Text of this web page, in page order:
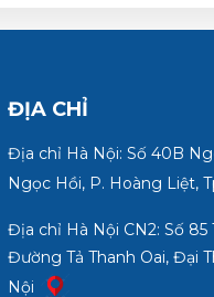
Bảo
án.
332
ĐỊA CHỈ
Địa chỉ Hà Nội: Số 40B
Ngọc Hồi, P. Hoàng Liệt,
Địa chỉ Hà Nội CN2: Số 85
Đường Tả Thanh Oai, Đại
Nội